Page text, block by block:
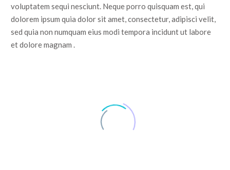
voluptatem sequi nesciunt. Neque porro quisquam est, qui
dolorem ipsum quia dolor sit amet, consectetur, adipisci velit,
sed quia non numquam eius modi tempora incidunt ut labore
et dolore magnam .